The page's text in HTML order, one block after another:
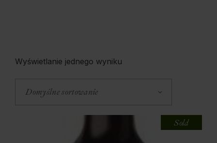
Wyświetlanie jednego wyniku
Domyślne sortowanie
Sold